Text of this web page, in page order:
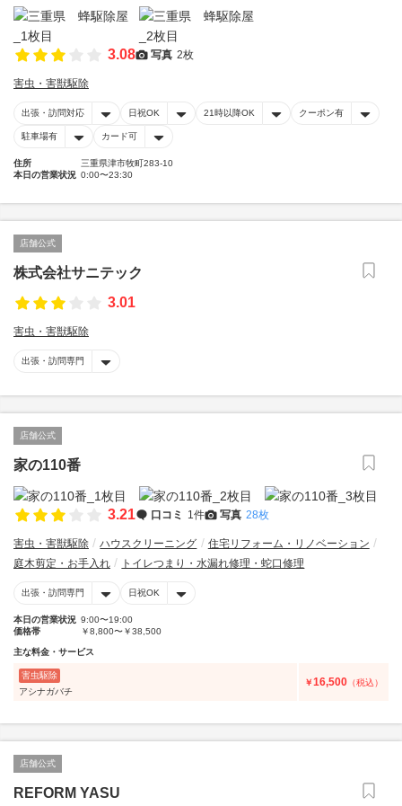
3.08 写真 2枚
害虫・害獣駆除
出張・訪問対応 日祝OK 21時以降OK クーポン有
駐車場有 カード可
住所
三重県津市牧町283-10
本日の営業状況 0:00〜23:30
店舗公式
株式会社サニテック
3.01
害虫・害獣駆除
出張・訪問専門
店舗公式
家の110番
3.21 口コミ 1件 写真 28枚
害虫・害獣駆除 ハウスクリーニング
住宅リフォーム・リノベーション
庭木剪定・お手入れ
トイレつまり・水漏れ修理・蛇口修理
出張・訪問専門 日祝OK
本日の営業状況 9:00〜19:00
価格帯
￥8,800〜￥38,500
主な料金・サービス
害虫駆除
アシナガバチ
￥16,500 （税込）
店舗公式
REFORM YASU